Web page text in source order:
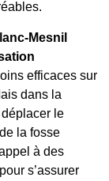
Mesnil
efficaces sur
dans la
le
la fosse
à des
s’assurer